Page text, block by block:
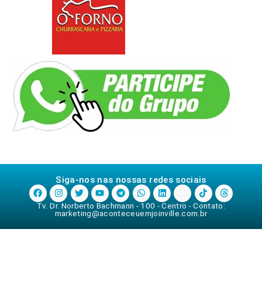
Siga-nos nas nossas redes sociais
Tv. Dr. Norberto Bachmann - 100 - Centro - Contato:
marketing@aconteceuemjoinville.com.br